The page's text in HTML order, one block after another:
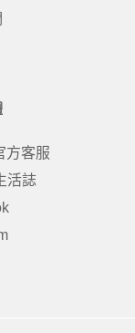
方客服
活誌